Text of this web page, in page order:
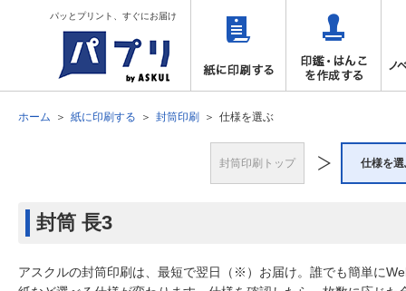
パッとプリント、すぐにお届け
ホーム 紙に印刷する 封筒印刷 仕様を選ぶ
封筒印刷トップ 仕様を
封筒 長3
アスクルの封筒印刷は、最短で翌日（※）お届け。誰でも簡単に